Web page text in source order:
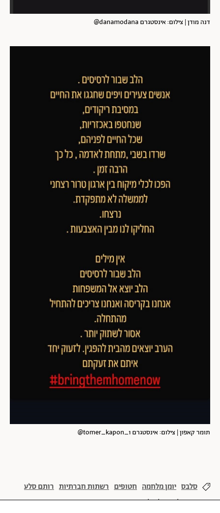
דנה מודן | צילום: אינסטגרם danamodana@
תומר קאפון | צילום: אינסטגרם tomer_kapon_1@
סלבס יומן מלחמה חטופים רשתות חברתיות רותם סלע
קרן פלס יעל גולדמן מאיה ורטהיימר